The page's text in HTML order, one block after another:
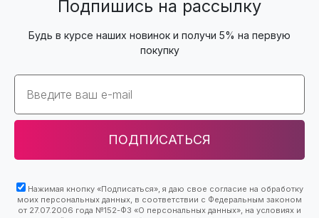
Подпишись на рассылку
Будь в курсе наших новинок и получи 5% на первую
покупку
Email
ПОДПИСАТЬСЯ
Нажимая кнопку «Подписаться», я даю свое согласие на обработку
моих персональных данных, в соответствии с Федеральным законом
от 27.07.2006 года №152-ФЗ «О персональных данных», на условиях и